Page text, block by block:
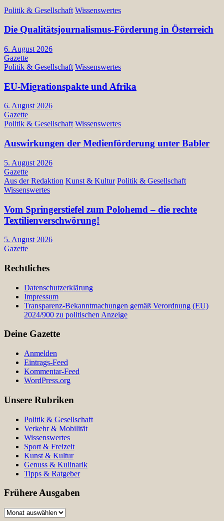
Politik & Gesellschaft Wissenswertes
Die Qualitätsjournalismus-Förderung in Österreich
6. August 2026
Gazette
Politik & Gesellschaft Wissenswertes
EU-Migrationspakte und Afrika
6. August 2026
Gazette
Politik & Gesellschaft Wissenswertes
Auswirkungen der Medienförderung unter Babler
5. August 2026
Gazette
Aus der Redaktion Kunst & Kultur Politik & Gesellschaft
Wissenswertes
Vom Springerstiefel zum Polohemd – die rechte
Textilienverschwörung!
5. August 2026
Gazette
Rechtliches
Datenschutzerklärung
Impressum
Transparenz-Bekanntmachungen gemäß Verordnung (EU)
2024/900 zu politischen Anzeige
Deine Gazette
Anmelden
Eintrags-Feed
Kommentar-Feed
WordPress.org
Unsere Rubriken
Politik & Gesellschaft
Verkehr & Mobilität
Wissenswertes
Sport & Freizeit
Kunst & Kultur
Genuss & Kulinarik
Tipps & Ratgeber
Frühere Ausgaben
Frühere